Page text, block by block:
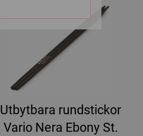
Utbytbara rundstickor
Vario Nera Ebony St.